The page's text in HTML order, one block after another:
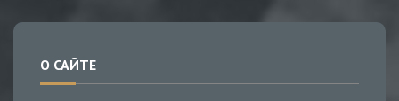
О САЙТЕ